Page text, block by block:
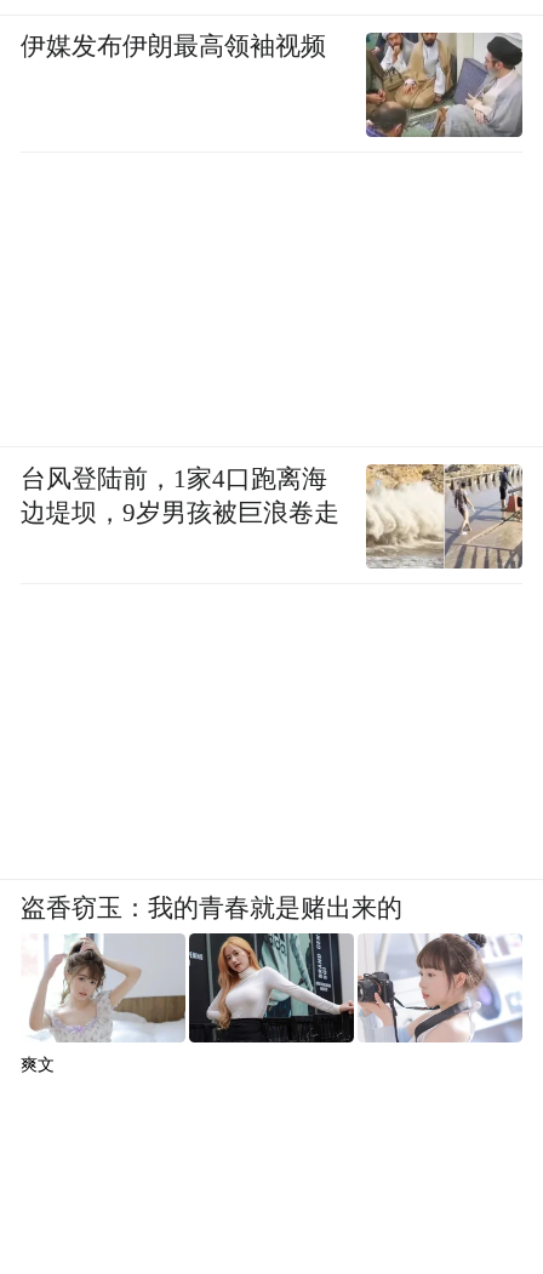
伊媒发布伊朗最高领袖视频
台风登陆前，1家4口跑离海
边堤坝，9岁男孩被巨浪卷走
盗香窃玉：我的青春就是赌出来的
爽文